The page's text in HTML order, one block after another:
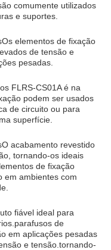
comumente utilizados
e suportes.
Os elementos de fixação
de tensão e
pesadas.
FLRS-CS01A é na
podem ser usados
de circuito ou para
superfície.
O acabamento revestido
tornando-os ideais
de fixação
em ambientes com
fiável ideal para
parafusos de
em aplicações pesadas
e tensão.tornando-